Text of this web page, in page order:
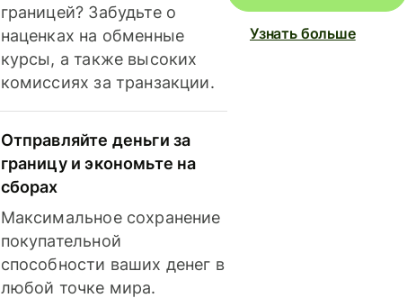
границей? Забудьте о
наценках на обменные
курсы, а также высоких
комиссиях за транзакции.
Отправляйте деньги за
границу и экономьте на
сборах
Максимальное сохранение
покупательной
способности ваших денег в
любой точке мира.
Узнать больше